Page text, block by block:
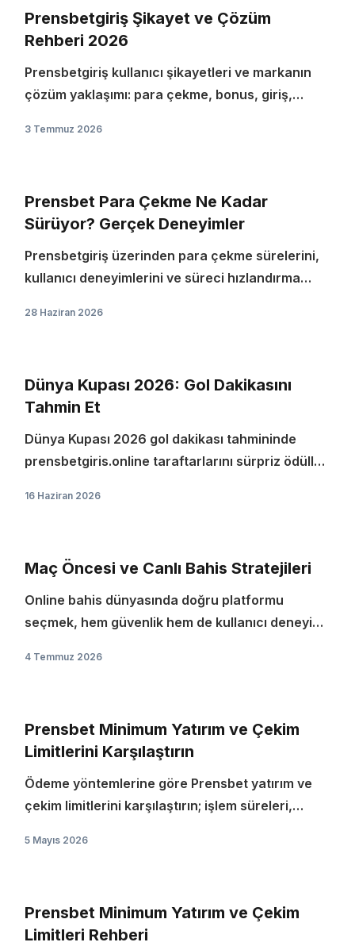
Prensbetgiriş Şikayet ve Çözüm
Rehberi 2026
Prensbetgiriş kullanıcı şikayetleri ve markanın
çözüm yaklaşımı: para çekme, bonus, giriş,
3 Temmuz 2026
Prensbet Para Çekme Ne Kadar
Sürüyor? Gerçek Deneyimler
Prensbetgiriş üzerinden para çekme sürelerini,
kullanıcı deneyimlerini ve süreci hızlandırma
28 Haziran 2026
Dünya Kupası 2026: Gol Dakikasını
Tahmin Et
Dünya Kupası 2026 gol dakikası tahmininde
prensbetgiris.online taraftarlarını sürpriz ödüller
16 Haziran 2026
Maç Öncesi ve Canlı Bahis Stratejileri
Online bahis dünyasında doğru platformu
seçmek, hem güvenlik hem de kullanıcı deneyimi
4 Temmuz 2026
Prensbet Minimum Yatırım ve Çekim
Limitlerini Karşılaştırın
Ödeme yöntemlerine göre Prensbet yatırım ve
çekim limitlerini karşılaştırın; işlem süreleri,
5 Mayıs 2026
Prensbet Minimum Yatırım ve Çekim
Limitleri Rehberi